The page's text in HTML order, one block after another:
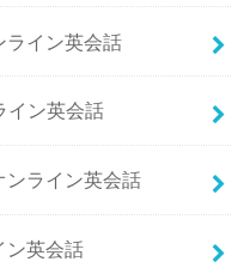
ライン英会話
イン英会話
ンライン英会話
ン英会話